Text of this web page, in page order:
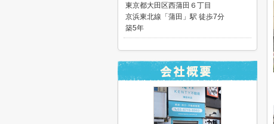
東京都大田区西蒲田６丁目
京浜東北線「蒲田」駅 徒歩7分
築5年